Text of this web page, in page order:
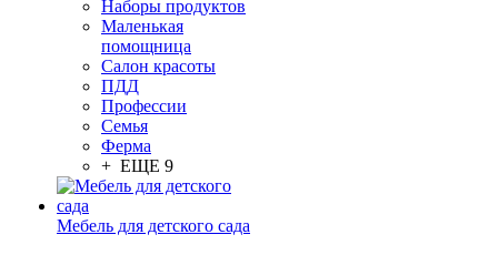
Наборы продуктов
Маленькая
помощница
Салон красоты
ПДД
Профессии
Семья
Ферма
+ ЕЩЕ 9
Мебель для детского сада